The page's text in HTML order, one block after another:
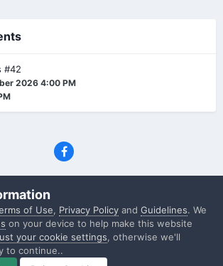
#42
2026 4:00 PM
(C) SFF.gr, All rights reserved
Powered by Invision Community
of Use, Privacy Policy and Guidelines. We
on your device to help make this website
your cookie settings, otherwise we'll
to continue..